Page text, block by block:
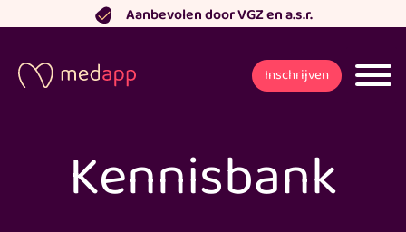
naar
inhoud
Aanbevolen door VGZ en a.s.r.
Inschrijven
Kennisbank